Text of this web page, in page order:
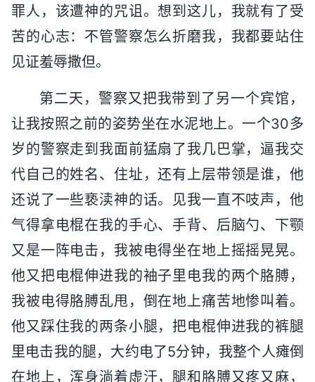
罪人，该遭神的咒诅。想到这儿，我就有了受
苦的心志：不管警察怎么折磨我，我都要站住
见证羞辱撒但。
第二天，警察又把我带到了另一个宾馆，
让我按照之前的姿势坐在水泥地上。一个30多
岁的警察走到我面前猛扇了我几巴掌，逼我交
代自己的姓名、住址，还有上层带领是谁，他
还说了一些亵渎神的话。见我一直不吱声，他
气得拿电棍在我的手心、手背、后脑勺、下颚
又是一阵电击，我被电得坐在地上摇摇晃晃。
他又把电棍伸进我的袖子里电我的两个胳膊，
我被电得胳膊乱甩，倒在地上痛苦地惨叫着。
他又踩住我的两条小腿，把电棍伸进我的裤腿
里电击我的腿，大约电了5分钟，我整个人瘫倒
在地上，浑身淌着虚汗，腿和胳膊又疼又麻，